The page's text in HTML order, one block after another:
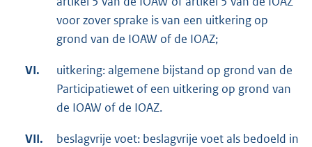
voor zover sprake is van een uitkering op
grond van de IOAW of de IOAZ;
VI.
uitkering: algemene bijstand op grond van de
Participatiewet of een uitkering op grond van
de IOAW of de IOAZ.
VII.
beslagvrije voet: beslagvrije voet als bedoeld in